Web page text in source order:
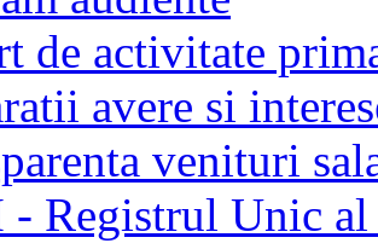
de activitate
avere si
venituri
Registrul Unic al